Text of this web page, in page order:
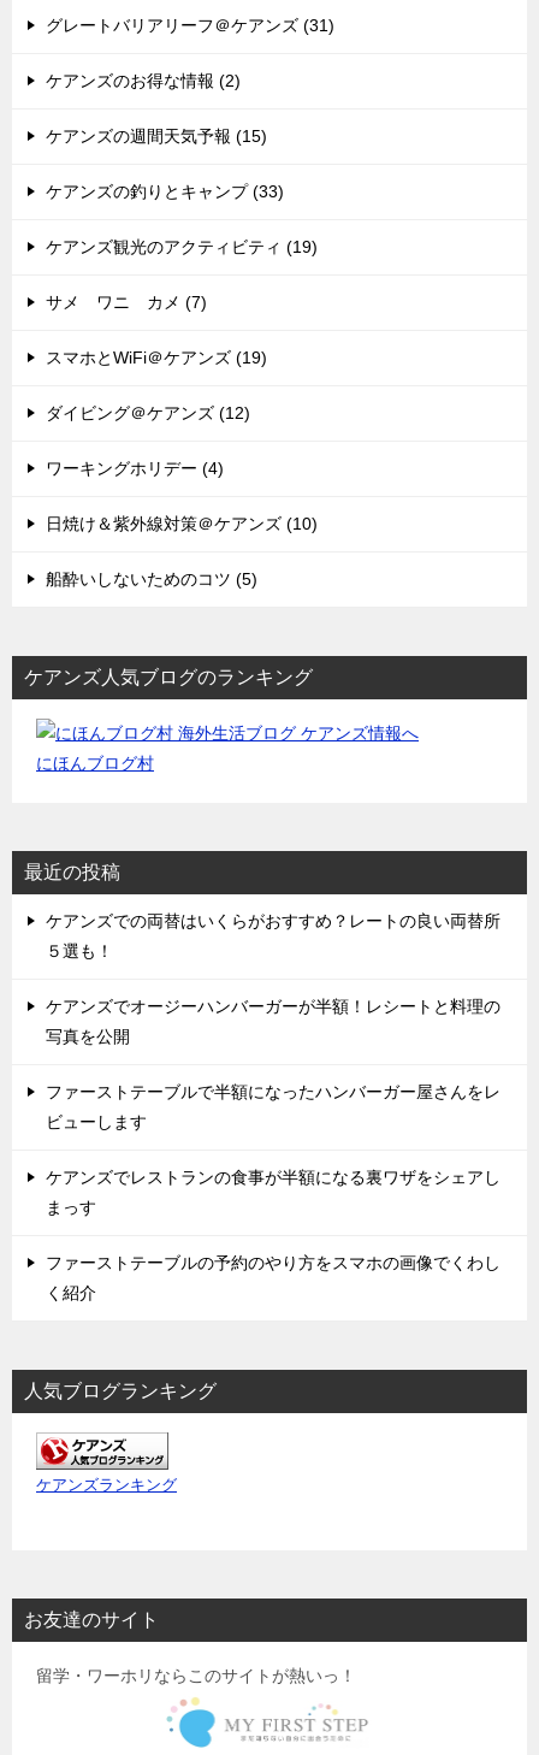
グレートバリアリーフ＠ケアンズ (31)
ケアンズのお得な情報 (2)
ケアンズの週間天気予報 (15)
ケアンズの釣りとキャンプ (33)
ケアンズ観光のアクティビティ (19)
サメ ワニ カメ (7)
スマホとWiFi＠ケアンズ (19)
ダイビング＠ケアンズ (12)
ワーキングホリデー (4)
日焼け＆紫外線対策＠ケアンズ (10)
船酔いしないためのコツ (5)
ケアンズ人気ブログのランキング
にほんブログ村
最近の投稿
ケアンズでの両替はいくらがおすすめ？レートの良い両替所
５選も！
ケアンズでオージーハンバーガーが半額！レシートと料理の
写真を公開
ファーストテーブルで半額になったハンバーガー屋さんをレ
ビューします
ケアンズでレストランの食事が半額になる裏ワザをシェアし
まっす
ファーストテーブルの予約のやり方をスマホの画像でくわし
く紹介
人気ブログランキング
ケアンズランキング
お友達のサイト
留学・ワーホリならこのサイトが熱いっ！